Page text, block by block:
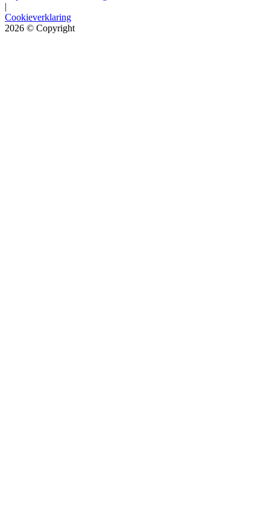
|
Cookieverklaring
2026 © Copyright